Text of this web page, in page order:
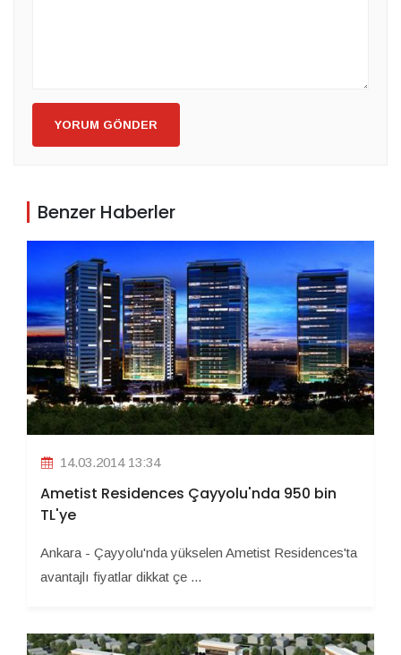
YORUM GÖNDER
Benzer Haberler
14.03.2014 13:34
Ametist Residences Çayyolu'nda 950 bin
TL'ye
Ankara - Çayyolu'nda yükselen Ametist Residences'ta
avantajlı fiyatlar dikkat çe ...